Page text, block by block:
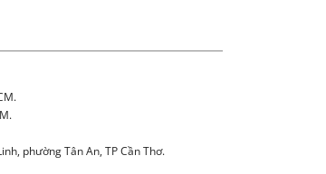
phường Tân An, TP Cần Thơ.